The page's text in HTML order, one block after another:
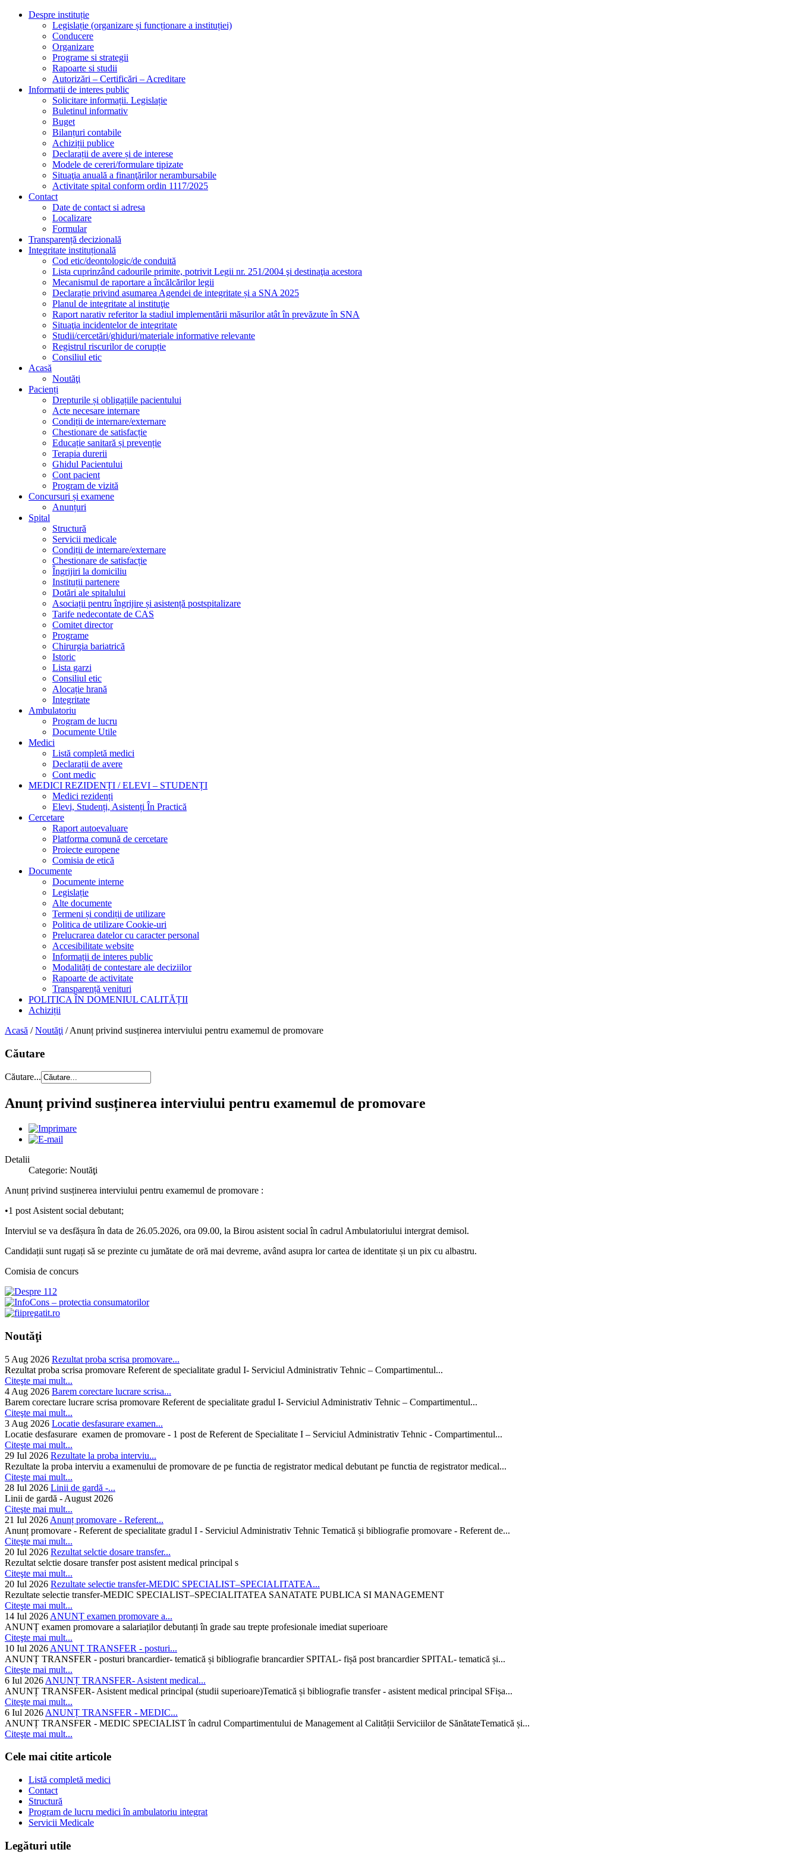
Despre instituție
Legislație (organizare și funcționare a instituției)
Conducere
Organizare
Programe si strategii
Rapoarte si studii
Autorizări – Certificări – Acreditare
Informatii de interes public
Solicitare informații. Legislație
Buletinul informativ
Buget
Bilanțuri contabile
Achiziții publice
Declarații de avere și de interese
Modele de cereri/formulare tipizate
Situaţia anuală a finanţărilor nerambursabile
Activitate spital conform ordin 1117/2025
Contact
Date de contact si adresa
Localizare
Formular
Transparență decizională
Integritate instituțională
Cod etic/deontologic/de conduită
Lista cuprinzând cadourile primite, potrivit Legii nr. 251/2004 şi destinaţia acestora
Mecanismul de raportare a încălcărilor legii
Declarație privind asumarea Agendei de integritate și a SNA 2025
Planul de integritate al instituţie
Raport narativ referitor la stadiul implementării măsurilor atât în prevăzute în SNA
Situaţia incidentelor de integritate
Studii/cercetări/ghiduri/materiale informative relevante
Registrul riscurilor de corupție
Consiliul etic
Acasă
Noutăţi
Pacienți
Drepturile și obligațiile pacientului
Acte necesare internare
Condiții de internare/externare
Chestionare de satisfacție
Educație sanitară și prevenție
Terapia durerii
Ghidul Pacientului
Cont pacient
Program de vizită
Concursuri și examene
Anunțuri
Spital
Structură
Servicii medicale
Condiții de internare/externare
Chestionare de satisfacție
Îngrijiri la domiciliu
Instituții partenere
Dotări ale spitalului
Asociații pentru îngrijire și asistență postspitalizare
Tarife nedecontate de CAS
Comitet director
Programe
Chirurgia bariatrică
Istoric
Lista garzi
Consiliul etic
Alocație hrană
Integritate
Ambulatoriu
Program de lucru
Documente Utile
Medici
Listă completă medici
Declarații de avere
Cont medic
MEDICI REZIDENȚI / ELEVI – STUDENȚI
Medici rezidenți
Elevi, Studenți, Asistenți În Practică
Cercetare
Raport autoevaluare
Platforma comună de cercetare
Proiecte europene
Comisia de etică
Documente
Documente interne
Legislație
Alte documente
Termeni și condiții de utilizare
Politica de utilizare Cookie-uri
Prelucrarea datelor cu caracter personal
Accesibilitate website
Informații de interes public
Modalități de contestare ale deciziilor
Rapoarte de activitate
Transparență venituri
POLITICA ÎN DOMENIUL CALITĂȚII
Achiziții
Acasă /Noutăţi /Anunț privind susținerea interviului pentru examemul de promovare
Căutare
Căutare...
Anunț privind susținerea interviului pentru examemul de promovare
Detalii
Categorie: Noutăţi
Anunț privind susținerea interviului pentru examemul de promovare :
•1 post Asistent social debutant;
Interviul se va desfășura în data de 26.05.2026, ora 09.00, la Birou asistent social în cadrul Ambulatoriului intergrat demisol.
Candidații sunt rugați să se prezinte cu jumătate de oră mai devreme, având asupra lor cartea de identitate și un pix cu albastru.
Comisia de concurs
Noutăţi
5 Aug 2026 Rezultat proba scrisa promovare...
Rezultat proba scrisa promovare Referent de specialitate gradul I- Serviciul Administrativ Tehnic – Compartimentul...
Citeşte mai mult...
4 Aug 2026 Barem corectare lucrare scrisa...
Barem corectare lucrare scrisa promovare Referent de specialitate gradul I- Serviciul Administrativ Tehnic – Compartimentul...
Citeşte mai mult...
3 Aug 2026 Locatie desfasurare examen...
Locatie desfasurare examen de promovare - 1 post de Referent de Specialitate I – Serviciul Administrativ Tehnic - Compartimentul...
Citeşte mai mult...
29 Iul 2026 Rezultate la proba interviu...
Rezultate la proba interviu a examenului de promovare de pe functia de registrator medical debutant pe functia de registrator medical...
Citeşte mai mult...
28 Iul 2026 Linii de gardă -...
Linii de gardă - August 2026
Citeşte mai mult...
21 Iul 2026 Anunț promovare - Referent...
Anunț promovare - Referent de specialitate gradul I - Serviciul Administrativ Tehnic Tematică și bibliografie promovare - Referent de...
Citeşte mai mult...
20 Iul 2026 Rezultat selctie dosare transfer...
Rezultat selctie dosare transfer post asistent medical principal s
Citeşte mai mult...
20 Iul 2026 Rezultate selectie transfer-MEDIC SPECIALIST–SPECIALITATEA...
Rezultate selectie transfer-MEDIC SPECIALIST–SPECIALITATEA SANATATE PUBLICA SI MANAGEMENT
Citeşte mai mult...
14 Iul 2026 ANUNȚ examen promovare a...
ANUNȚ examen promovare a salariaților debutanți în grade sau trepte profesionale imediat superioare
Citeşte mai mult...
10 Iul 2026 ANUNȚ TRANSFER - posturi...
ANUNȚ TRANSFER - posturi brancardier- tematică și bibliografie brancardier SPITAL- fișă post brancardier SPITAL- tematică și...
Citeşte mai mult...
6 Iul 2026 ANUNȚ TRANSFER- Asistent medical...
ANUNȚ TRANSFER- Asistent medical principal (studii superioare)Tematică și bibliografie transfer - asistent medical principal SFișa...
Citeşte mai mult...
6 Iul 2026 ANUNȚ TRANSFER - MEDIC...
ANUNȚ TRANSFER - MEDIC SPECIALIST în cadrul Compartimentului de Management al Calității Serviciilor de SănătateTematică și...
Citeşte mai mult...
Cele mai citite articole
Listă completă medici
Contact
Structură
Program de lucru medici în ambulatoriu integrat
Servicii Medicale
Legături utile